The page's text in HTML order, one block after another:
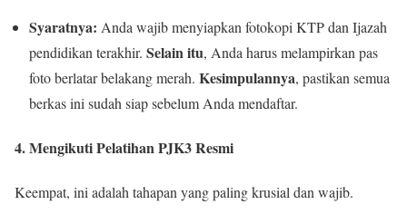
Syaratnya: Anda wajib menyiapkan fotokopi KTP dan Ijazah
pendidikan terakhir. Selain itu, Anda harus melampirkan pas
foto berlatar belakang merah. Kesimpulannya, pastikan semua
berkas ini sudah siap sebelum Anda mendaftar.
4. Mengikuti Pelatihan PJK3 Resmi
Keempat, ini adalah tahapan yang paling krusial dan wajib.